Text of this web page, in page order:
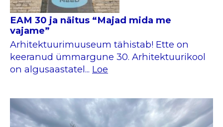
EAM 30 ja näitus “Majad mida me
vajame”
Arhitektuurimuuseum tähistab! Ette on
keeranud ümmargune 30. Arhitektuurikool
on algusaastatel... Loe